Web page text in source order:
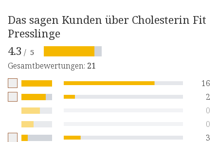
Das sagen Kunden über Cholesterin Fit
Presslinge
4.3 / 5
Gesamtbewertungen: 21
16
2
0
0
3